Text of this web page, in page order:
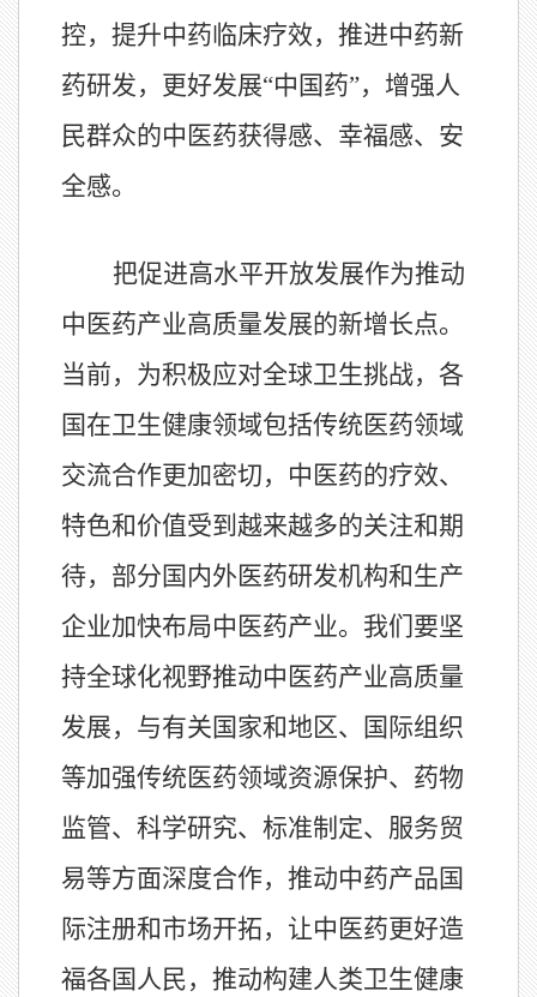
控，提升中药临床疗效，推进中药新
药研发，更好发展“中国药”，增强人
民群众的中医药获得感、幸福感、安
全感。
把促进高水平开放发展作为推动
中医药产业高质量发展的新增长点。
当前，为积极应对全球卫生挑战，各
国在卫生健康领域包括传统医药领域
交流合作更加密切，中医药的疗效、
特色和价值受到越来越多的关注和期
待，部分国内外医药研发机构和生产
企业加快布局中医药产业。我们要坚
持全球化视野推动中医药产业高质量
发展，与有关国家和地区、国际组织
等加强传统医药领域资源保护、药物
监管、科学研究、标准制定、服务贸
易等方面深度合作，推动中药产品国
际注册和市场开拓，让中医药更好造
福各国人民，推动构建人类卫生健康